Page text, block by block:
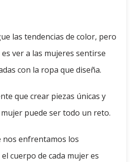
las tendencias de color, pero
ver a las mujeres sentirse
con la ropa que diseña.
que crear piezas únicas y
puede ser todo un reto.
nos enfrentamos los
cuerpo de cada mujer es